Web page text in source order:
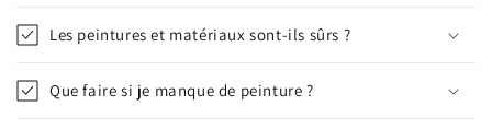
Les peintures et matériaux sont-ils sûrs ?
Que faire si je manque de peinture ?